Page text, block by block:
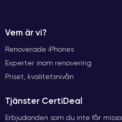
Vem är vi?
Renoverade iPhones
Experter inom renovering
Priset, kvalitetsnivån
Tjänster CertiDeal
Erbjudanden som du inte får missa